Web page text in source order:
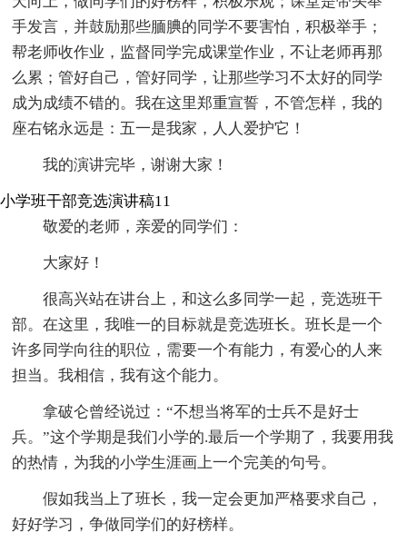
手发言，并鼓励那些腼腆的同学不要害怕，积极举手；
帮老师收作业，监督同学完成课堂作业，不让老师再那
么累；管好自己，管好同学，让那些学习不太好的同学
成为成绩不错的。我在这里郑重宣誓，不管怎样，我的
座右铭永远是：五一是我家，人人爱护它！
我的演讲完毕，谢谢大家！
小学班干部竞选演讲稿11
敬爱的老师，亲爱的同学们：
大家好！
很高兴站在讲台上，和这么多同学一起，竞选班干
部。在这里，我唯一的目标就是竞选班长。班长是一个
许多同学向往的职位，需要一个有能力，有爱心的人来
担当。我相信，我有这个能力。
拿破仑曾经说过：“不想当将军的士兵不是好士
兵。”这个学期是我们小学的.最后一个学期了，我要用我
的热情，为我的小学生涯画上一个完美的句号。
假如我当上了班长，我一定会更加严格要求自己，
好好学习，争做同学们的好榜样。